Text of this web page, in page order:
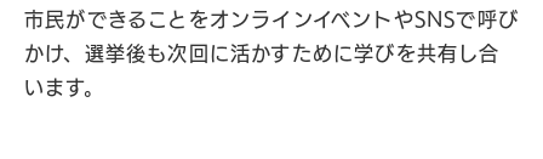
市民ができることをオンラインイベントやSNSで呼び
かけ、選挙後も次回に活かすために学びを共有し合
います。